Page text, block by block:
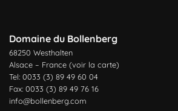
Domaine du Bollenberg
68250 Westhalten
Alsace – France (voir la carte)
Tel: 0033 (3) 89 49 60 04
Fax: 0033 (3) 89 49 76 16
info@bollenberg.com